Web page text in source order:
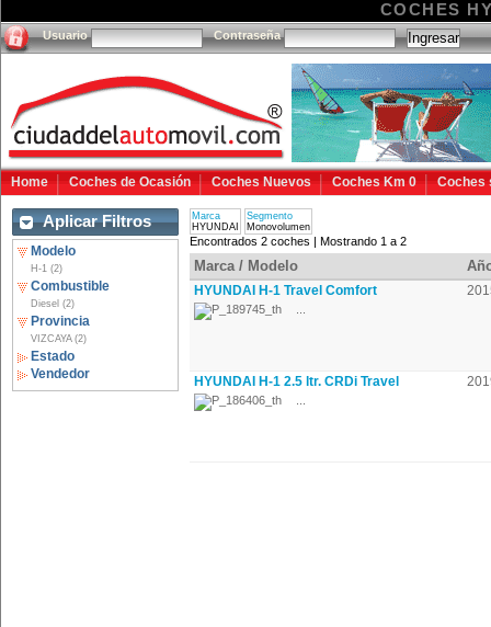
COCHES
Usuario Contraseña
Home Coches de Ocasión Coches Nuevos Coches Km 0 Coches
Aplicar Filtros
Modelo
H-1 (2)
Combustible
Diesel (2)
Provincia
VIZCAYA (2)
Estado
Vendedor
Marca
HYUNDAI
Segmento
Monovolumen
Encontrados 2 coches | Mostrando 1 a 2
Marca / Modelo
HYUNDAI H-1 Travel Comfort
HYUNDAI H-1 2.5 ltr. CRDi Travel